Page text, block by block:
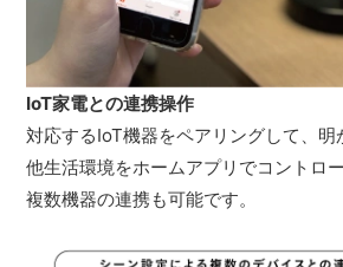
IoT家電との連携操作
対応するIoT機器をペアリングして、
他生活環境をホームアプリでコントロ
複数機器の連携も可能です。